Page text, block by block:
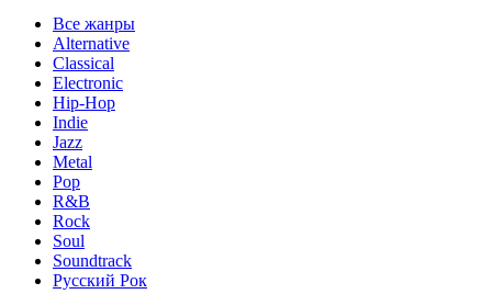
Все жанры
Alternative
Classical
Electronic
Hip-Hop
Indie
Jazz
Metal
Pop
R&B
Rock
Soul
Soundtrack
Русский Рок